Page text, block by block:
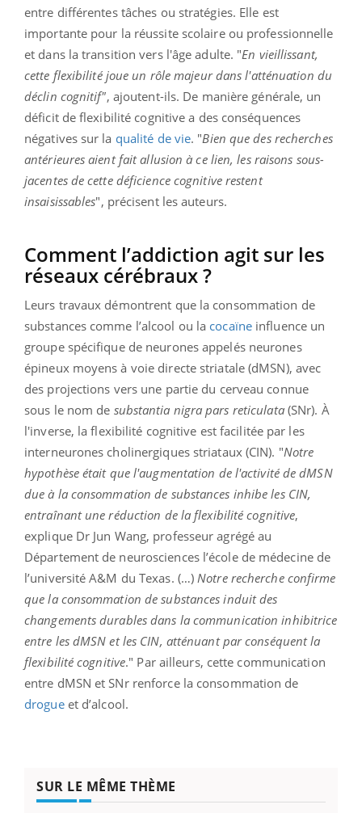
entre différentes tâches ou stratégies. Elle est
importante pour la réussite scolaire ou professionnelle
et dans la transition vers l'âge adulte. "En vieillissant,
cette flexibilité joue un rôle majeur dans l'atténuation du
déclin cognitif", ajoutent-ils. De manière générale, un
déficit de flexibilité cognitive a des conséquences
négatives sur la qualité de vie. "Bien que des recherches
antérieures aient fait allusion à ce lien, les raisons sous-
jacentes de cette déficience cognitive restent
insaisissables", précisent les auteurs.
Comment l’addiction agit sur les
réseaux cérébraux ?
Leurs travaux démontrent que la consommation de
substances comme l’alcool ou la cocaïneinfluence un
groupe spécifique de neurones appelés neurones
épineux moyens à voie directe striatale (dMSN), avec
des projections vers une partie du cerveau connue
sous le nom de substantia nigra pars reticulata(SNr). À
l'inverse, la flexibilité cognitive est facilitée par les
interneurones cholinergiques striataux (CIN). "Notre
hypothèse était que l'augmentation de l'activité de dMSN
due à la consommation de substances inhibe les CIN,
entraînant une réduction de la flexibilité cognitive,
explique Dr Jun Wang, professeur agrégé au
Département de neurosciences l’école de médecine de
l’université A&M du Texas. (…) Notre recherche confirme
que la consommation de substances induit des
changements durables dans la communication inhibitrice
entre les dMSN et les CIN, atténuant par conséquent la
flexibilité cognitive." Par ailleurs, cette communication
entre dMSN et SNr renforce la consommation de
drogueet d’alcool.
SUR LE MÊME THÈME